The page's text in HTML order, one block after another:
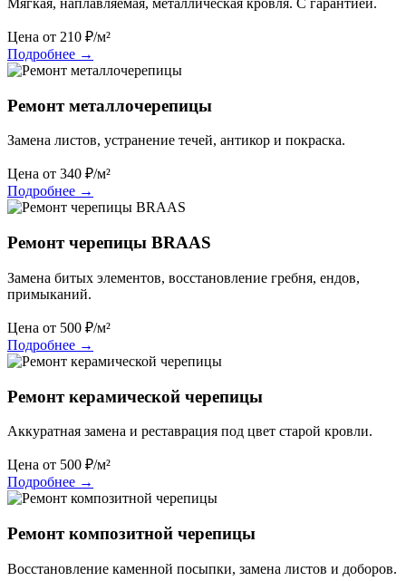
Мягкая, наплавляемая, металлическая кровля. С гарантией.
Цена от 210 ₽/м²
Подробнее →
Ремонт металлочерепицы
Замена листов, устранение течей, антикор и покраска.
Цена от 340 ₽/м²
Подробнее →
Ремонт черепицы BRAAS
Замена битых элементов, восстановление гребня, ендов,
примыканий.
Цена от 500 ₽/м²
Подробнее →
Ремонт керамической черепицы
Аккуратная замена и реставрация под цвет старой кровли.
Цена от 500 ₽/м²
Подробнее →
Ремонт композитной черепицы
Восстановление каменной посыпки, замена листов и доборов.